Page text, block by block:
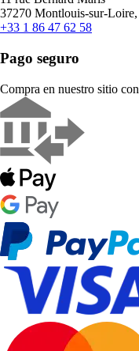
37270 Montlouis-sur-Loire,
+33 1 86 47 62 58
Pago seguro
Compra en nuestro sitio